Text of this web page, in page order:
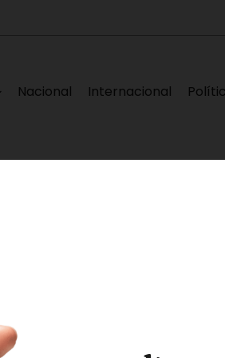
Nacional Internacional
Elías Sayegh, Darwin González,